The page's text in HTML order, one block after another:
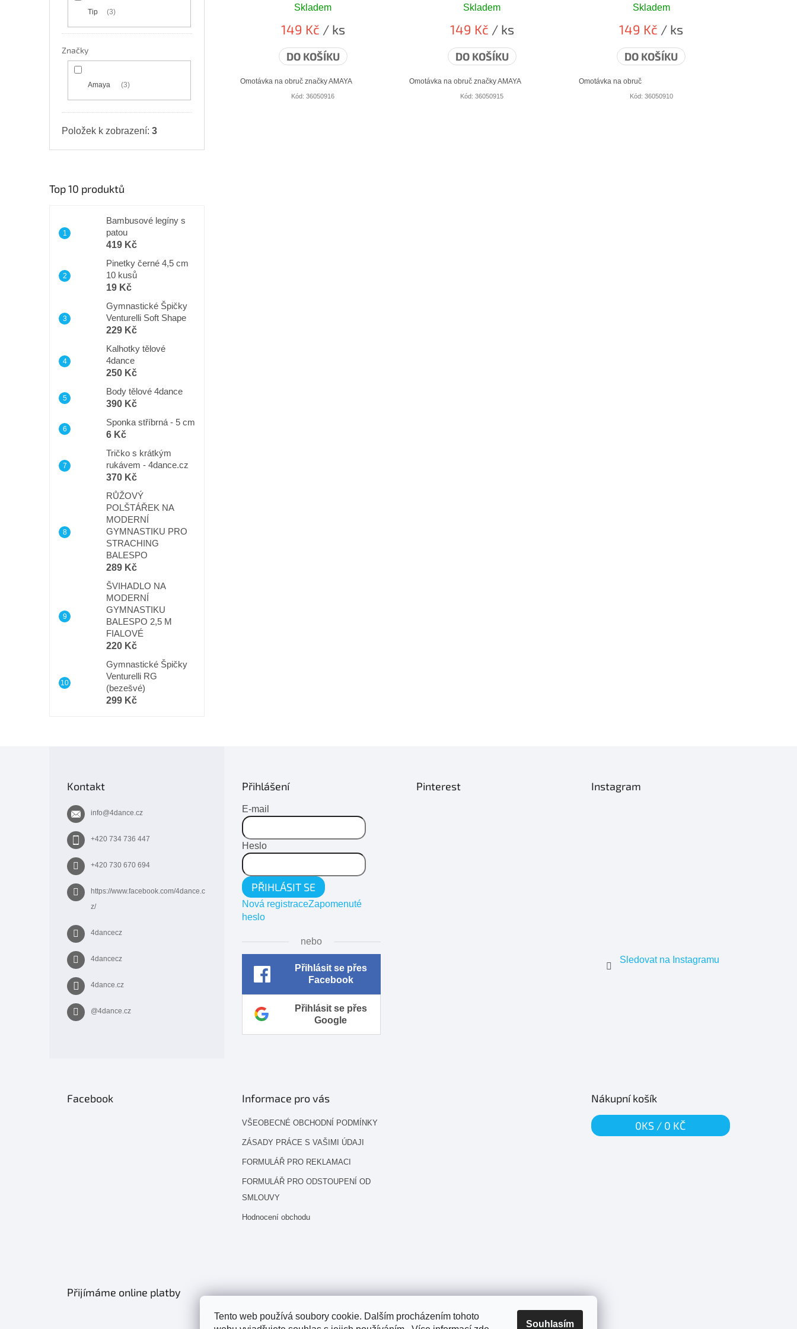
Tento web používá soubory cookie. Dalším procházením tohoto
Souhlasím
Tip 3
Značky
Amaya 3
Položek k zobrazení: 3
Top 10 produktů
Bambusové legíny s
patou
419 Kč
Pinetky černé 4,5 cm
10 kusů
19 Kč
Gymnastické Špičky
Venturelli Soft Shape
229 Kč
Kalhotky tělové
4dance
250 Kč
Body tělové 4dance
390 Kč
Sponka stříbrná - 5 cm
6 Kč
Tričko s krátkým
rukávem - 4dance.cz
370 Kč
RŮŽOVÝ
POLŠTÁŘEK NA
MODERNÍ
GYMNASTIKU PRO
STRACHING
BALESPO
289 Kč
ŠVIHADLO NA
MODERNÍ
GYMNASTIKU
BALESPO 2,5 M
FIALOVÉ
220 Kč
Gymnastické Špičky
Venturelli RG
(bezešvé)
299 Kč
Skladem
149 Kč / ks
DO KOŠÍKU
Omotávka na obruč značky AMAYA
Kód:36050916
Skladem
149 Kč / ks
DO KOŠÍKU
Omotávka na obruč značky AMAYA
Kód:36050915
Skladem
149 Kč / ks
DO KOŠÍKU
Omotávka na obruč
Kód: 36050910
Kontakt
info@4dance.cz
+420 734 736 447
+420 730 670 694
https://www.facebook.com/4dance.c
z/
4dancecz
4dancecz
4dance.cz
@4dance.cz
Přihlášení
E-mail
Heslo
PŘIHLÁSIT SE
Nová registraceZapomenuté
heslo
nebo
Přihlásit se přes
Facebook
Přihlásit se přes
Google
Pinterest Instagram
Sledovat na Instagramu
Facebook Informace pro vás
VŠEOBECNÉ OBCHODNÍ PODMÍNKY
ZÁSADY PRÁCE S VAŠIMI ÚDAJI
FORMULÁŘ PRO REKLAMACI
FORMULÁŘ PRO ODSTOUPENÍ OD
SMLOUVY
Hodnocení obchodu
Nákupní košík
0KS / 0 KČ
Přijímáme online platby